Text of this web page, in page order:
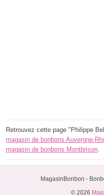
Retrouvez cette page "Philippe
magasin de bonbons Auvergne-
magasin de bonbons Montbrison
MagasinBonbon -
© 2026